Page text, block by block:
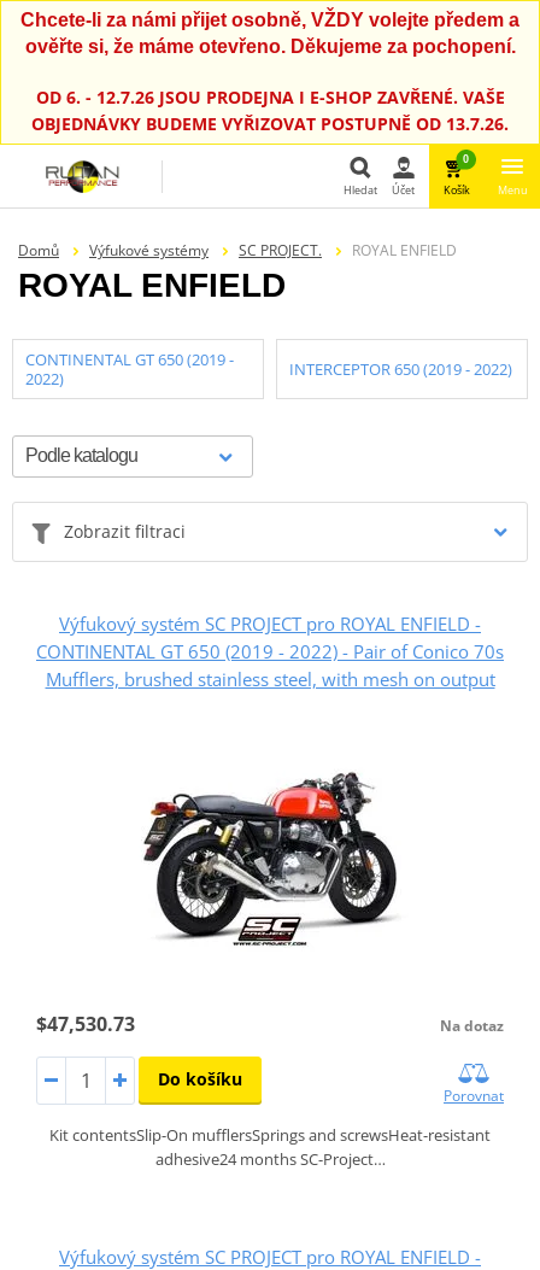
Chcete-li za námi přijet osobně, VŽDY volejte předem a
ověřte si, že máme otevřeno. Děkujeme za pochopení.
OD 6. - 12.7.26 JSOU PRODEJNA I E-SHOP ZAVŘENÉ. VAŠE
OBJEDNÁVKY BUDEME VYŘIZOVAT POSTUPNĚ OD 13.7.26.
Hledat
Hledat Účet
0
Košík Menu
Domů Výfukové systémy SC PROJECT. ROYAL ENFIELD
ROYAL ENFIELD
CONTINENTAL GT 650 (2019 -
2022)
INTERCEPTOR 650 (2019 - 2022)
Zobrazit filtraci
Výfukový systém SC PROJECT pro ROYAL ENFIELD -
CONTINENTAL GT 650 (2019 - 2022) - Pair of Conico 70s
Mufflers, brushed stainless steel, with mesh on output
$47,530.73 Na dotaz
Do košíku
Porovnat
Kit contentsSlip-On mufflersSprings and screwsHeat-resistant
adhesive24 months SC-Project…
Výfukový systém SC PROJECT pro ROYAL ENFIELD -